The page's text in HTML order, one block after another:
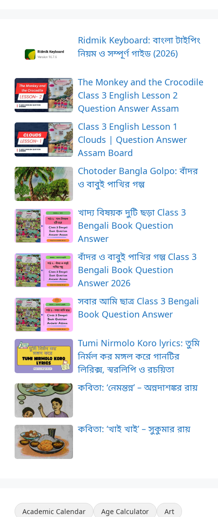
Ridmik Keyboard: বাংলা টাইপিং
নিয়ম ও সম্পূর্ণ গাইড (2026)
The Monkey and the Crocodile
Class 3 English Lesson 2
Question Answer Assam
Class 3 English Lesson 1
Clouds | Question Answer
Assam Board
Chotoder Bangla Golpo: বাঁদর
ও বাবুই পাখির গল্প
খাদ্য বিষয়ক দুটি ছড়া Class 3
Bengali Book Question
Answer
বাঁদর ও বাবুই পাখির গল্প Class 3
Bengali Book Question
Answer 2026
সবার আমি ছাত্র Class 3 Bengali
Book Question Answer
Tumi Nirmolo Koro lyrics: তুমি
নির্মল কর মঙ্গল করে গানটির
লিরিক্স, স্বরলিপি ও রচয়িতা
কবিতা: ‘নেমন্তন্ন’ – অন্নদাশঙ্কর রায়
কবিতা: ‘খাই খাই’ – সুকুমার রায়
Academic Calendar Age Calculator
Art